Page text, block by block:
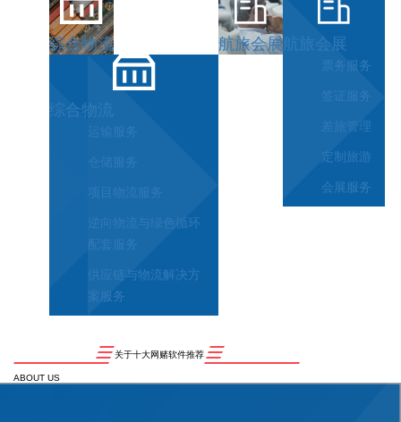
综合物流
综合物流
运输服务
仓储服务
项目物流服务
逆向物流与绿色循环
配套服务
供应链与物流解决方
案服务
航旅会展航旅会展
票务服务
签证服务
差旅管理
定制旅游
会展服务
关于十大网赌软件推荐
ABOUT US